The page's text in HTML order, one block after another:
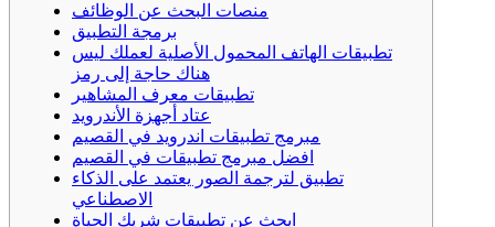
منصات البحث عن الوظائف
برمجة التطبيق
تطبيقات الهاتف المحمول الأصلية لعملك ليس
هناك حاجة إلى رمز
تطبيقات معرف المشاهير
عتاد أجهزة الأندرويد
مبرمج تطبيقات اندرويد في القصيم
افضل مبرمج تطبيقات في القصيم
تطبيق لترجمة الصور يعتمد على الذكاء
الاصطناعي
ابحث عن تطبيقات شريك الحياة